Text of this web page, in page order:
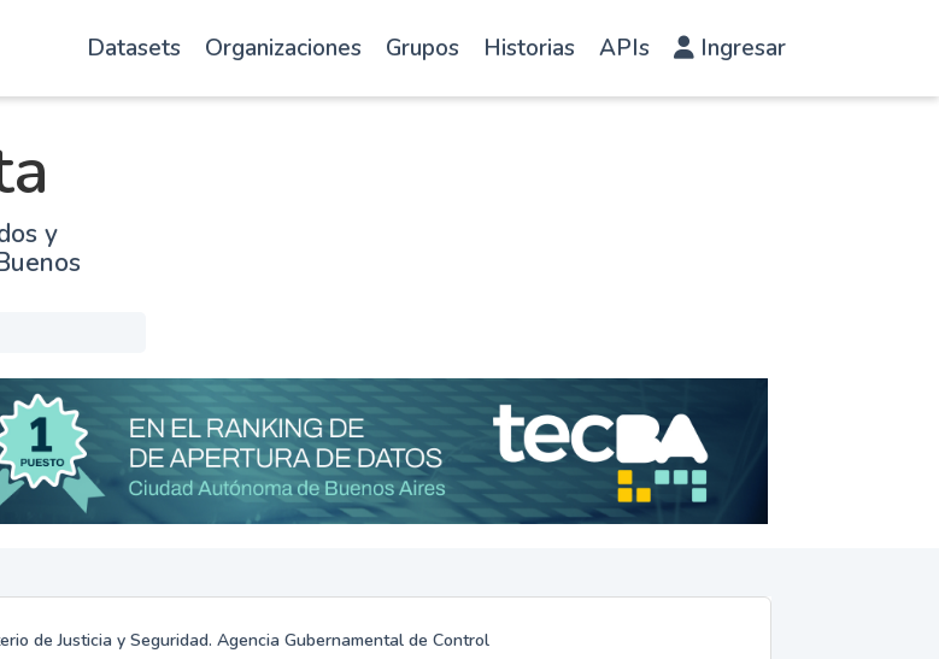
Datasets Organizaciones Grupos Historias APIs Ingresar
y
de Justicia y Seguridad. Agencia Gubernamental de Control